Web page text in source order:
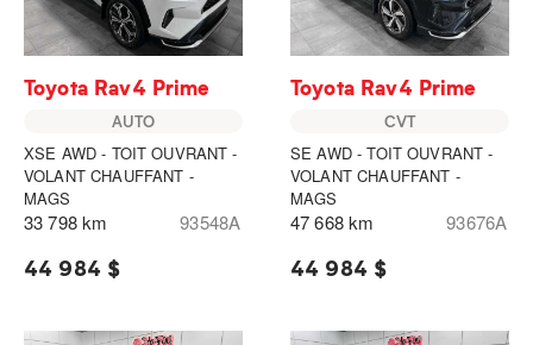
Toyota Rav4 Prime
AUTO
XSE AWD - TOIT OUVRANT -
VOLANT CHAUFFANT -
MAGS
33 798 km 93548A
44 984 $
Toyota Rav4 Prime
CVT
SE AWD - TOIT OUVRANT -
VOLANT CHAUFFANT -
MAGS
47 668 km 93676A
44 984 $